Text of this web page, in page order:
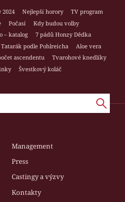
Nejlepší horory
TV program
Počasí
Kdy budou volby
– katalog
7 pádů Honzy Dědka
Tatarák podle Pohlreicha
Aloe vera
ascendentu
Tvarohové knedlíky
Švestkový koláč
Management
Press
Castingy a výzvy
Kontakty